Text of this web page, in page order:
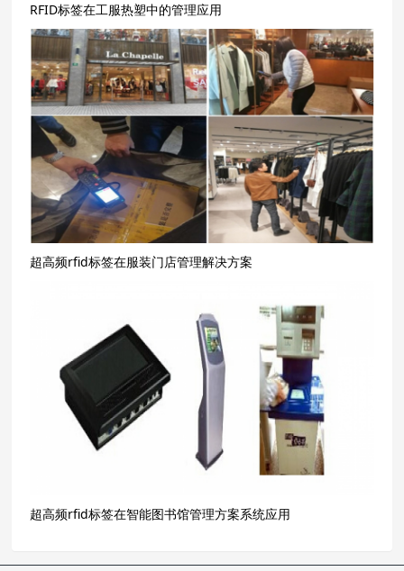
RFID标签在工服热塑中的管理应用
超高频rfid标签在服装门店管理解决方案
超高频rfid标签在智能图书馆管理方案系统应用